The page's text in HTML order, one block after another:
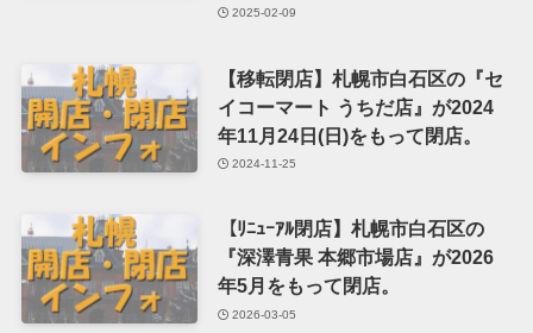
2025-02-09
【移転閉店】札幌市白石区の『セ
イコーマート うちだ店』が2024
年11月24日(日)をもって閉店。
2024-11-25
【ﾘﾆｭｰｱﾙ閉店】札幌市白石区の
『深澤青果 本郷市場店』が2026
年5月をもって閉店。
2026-03-05